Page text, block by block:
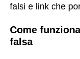
falsi e link che
Come
falsa